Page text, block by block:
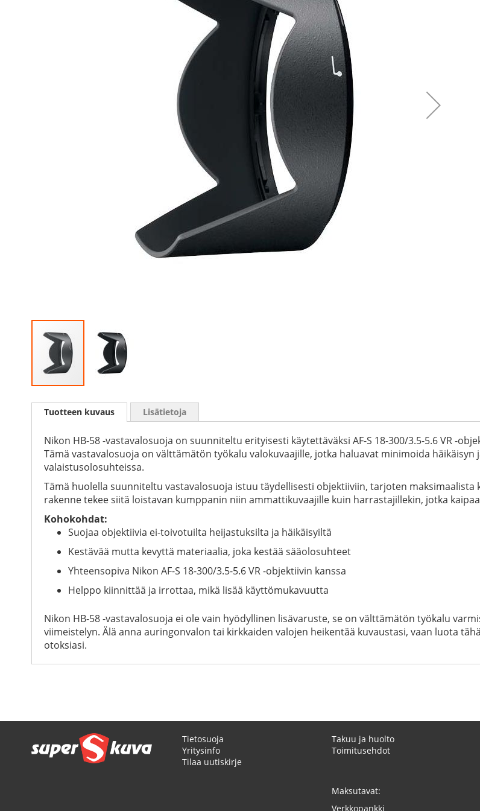
to
images
gallery
Tuotteen kuvaus
Nikon HB-58 -vastavalosuoja on suunniteltu erityisesti käytettäväksi AF-S 18-300/3.5-5.6 VR -
Tämä vastavalosuoja on välttämätön työkalu valokuvaajille, jotka haluavat minimoida
valaistusolosuhteissa.
Tämä huolella suunniteltu vastavalosuoja istuu täydellisesti objektiiviin, tarjoten
rakenne tekee siitä loistavan kumppanin niin ammattikuvaajille kuin harrastajillekin, jotka
Kohokohdat:
Suojaa objektiivia ei-toivotuilta heijastuksilta ja häikäisyiltä
Kestävää mutta kevyttä materiaalia, joka kestää sääolosuhteet
Yhteensopiva Nikon AF-S 18-300/3.5-5.6 VR -objektiivin kanssa
Helppo kiinnittää ja irrottaa, mikä lisää käyttömukavuutta
Nikon HB-58 -vastavalosuoja ei ole vain hyödyllinen lisävaruste, se on välttämätön työkalu
viimeistelyn. Älä anna auringonvalon tai kirkkaiden valojen heikentää kuvaustasi, vaan luota
otoksiasi.
Lisätietoja
Tietosuoja
Yritysinfo
Tilaa uutiskirje
Takuu ja huolto
Toimitusehdot
Maksutavat:
Verkkopankki